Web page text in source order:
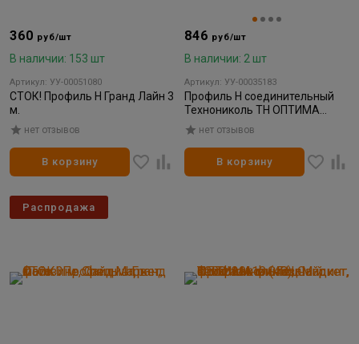
360 руб/шт
В наличии: 153 шт
Артикул: УУ-00051080
СТОК! Профиль H Гранд Лайн 3
м.
нет отзывов
В корзину
846 руб/шт
В наличии: 2 шт
Артикул: УУ-00035183
Профиль H соединительный
Технониколь ТН ОПТИМА
каштан 3м (10)
нет отзывов
В корзину
Распродажа